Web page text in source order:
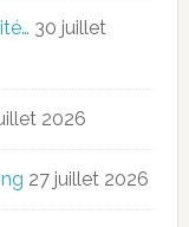
30 juillet
2026
27 juillet 2026